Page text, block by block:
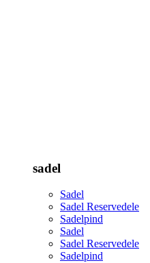
sadel
Sadel
Sadel Reservedele
Sadelpind
Sadel
Sadel Reservedele
Sadelpind